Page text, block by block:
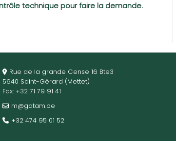
technique pour faire la demande.
Rue de la grande Cense 16 Bte3
5640 Saint-Gérard (Mettet)
Fax: +32 71 79 91 41
m@gatam.be
+32 474 95 01 52